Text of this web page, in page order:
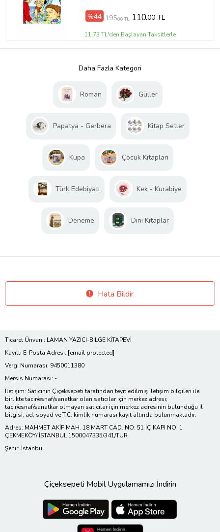
%44 195,00 TL 110,00 TL
11,73 TL'den Başlayan Taksitlerle
Daha Fazla Kategori
Roman Güller
Papatya - Gerbera Kitap Setler
Kupa Çocuk Kitapları
Türk Edebiyatı Kek - Kurabiye
Deneme Dini Kitaplar
Hata Bildir
Ticaret Ünvanı: LAMAN YAZICI-BİLGE KİTAPEVİ
Kayıtlı E-Posta Adresi: [email protected]
Vergi Numarası: 9450011380
Mersis Numarası: -
İletişim: Satıcının Çiçeksepeti tarafından teyit edilmiş iletişim bilgileri ile
birlikte tacir/esnaf/sanatkar olan satıcılar için merkez adresi;
tacir/esnaf/sanatkar olmayan satıcılar için merkez adresinin bulunduğu il
bilgisi, ad, soyad ve T.C. kimlik numarası kayıt altında bulunmaktadır.
Adres: MAHMET AKİF MAH. 18 MART CAD. NO: 51 İÇ KAPI NO: 1
ÇEKMEKÖY/ İSTANBUL 1500047335/341/TUR
Şehir: İstanbul
Çiçeksepeti Mobil Uygulamamızı İndirin